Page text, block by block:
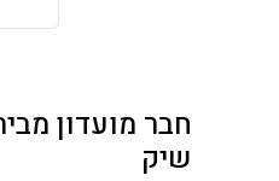
חבר מועדון
שיק